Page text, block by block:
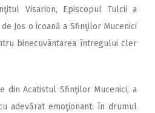
Visarion, Episcopul Tulcii a
Jos o icoană a Sfinţilor Mucenici
binecuvântarea întregului cler
din Acatistul Sfinţilor Mucenici, a
adevărat emoţionant: în drumul